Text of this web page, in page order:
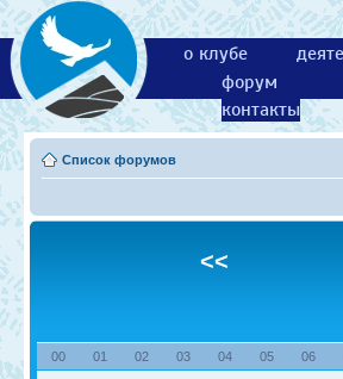
о клубе
форум
контакты
Список форумов
<<
00 01 02 03 04 05 06